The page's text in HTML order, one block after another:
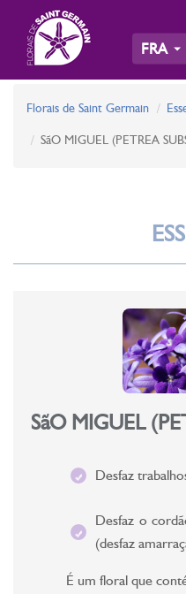
FRA
Florais de Saint Germain
SãO MIGUEL (PETREA
SãO MIGUEL
Desfaz
Desfaz o
(desfaz
É um floral que